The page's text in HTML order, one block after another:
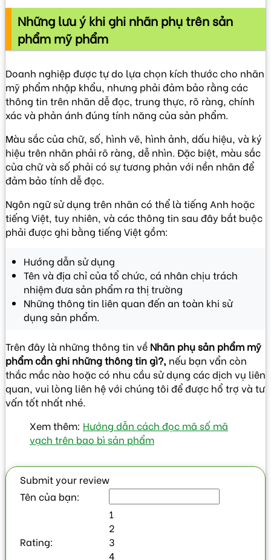
Những lưu ý khi ghi nhãn phụ trên sản
phẩm mỹ phẩm
Doanh nghiệp được tự do lựa chọn kích thước cho nhãn
mỹ phẩm nhập khẩu, nhưng phải đảm bảo rằng các
thông tin trên nhãn dễ đọc, trung thực, rõ ràng, chính
xác và phản ánh đúng tính năng của sản phẩm.
Màu sắc của chữ, số, hình vẽ, hình ảnh, dấu hiệu, và ký
hiệu trên nhãn phải rõ ràng, dễ nhìn. Đặc biệt, màu sắc
của chữ và số phải có sự tương phản với nền nhãn để
đảm bảo tính dễ đọc.
Ngôn ngữ sử dụng trên nhãn có thể là tiếng Anh hoặc
tiếng Việt, tuy nhiên, và các thông tin sau đây bắt buộc
phải được ghi bằng tiếng Việt gồm:
Hướng dẫn sử dụng
Tên và địa chỉ của tổ chức, cá nhân chịu trách
nhiệm đưa sản phẩm ra thị trường
Những thông tin liên quan đến an toàn khi sử
dụng sản phẩm.
Trên đây là những thông tin về Nhãn phụ sản phẩm mỹ
phẩm cần ghi những thông tin gì?, nếu bạn vẩn còn
thắc mắc nào hoặc có nhu cầu sử dụng các dịch vụ liên
quan, vui lòng liên hệ với chúng tôi để được hổ trợ và tư
vấn tốt nhất nhé.
Xem thêm: Hướng dẫn cách đọc mã số mã
vạch trên bao bì sản phẩm
Submit your review
Tên của bạn:
Rating:
1
2
3
4